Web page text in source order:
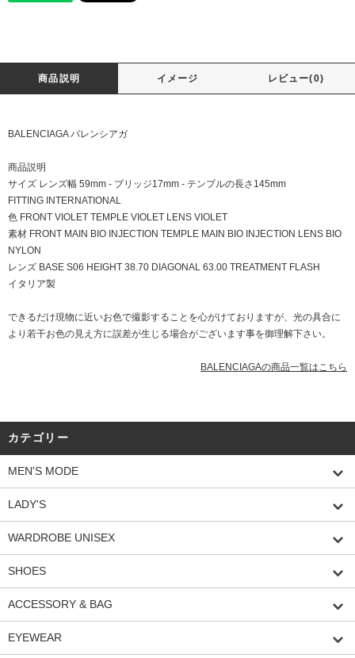
商品説明 イメージ レビュー(0)
BALENCIAGA バレンシアガ
商品説明
サイズ レンズ幅 59mm - ブリッジ17mm - テンプルの長さ145mm
FITTING INTERNATIONAL
色 FRONT VIOLET TEMPLE VIOLET LENS VIOLET
素材 FRONT MAIN BIO INJECTION TEMPLE MAIN BIO INJECTION LENS BIO
NYLON
レンズ BASE S06 HEIGHT 38.70 DIAGONAL 63.00 TREATMENT FLASH
イタリア製
できるだけ現物に近いお色で撮影することを心がけておりますが、光の具合に
より若干お色の見え方に誤差が生じる場合がございます事を御理解下さい。
BALENCIAGAの商品一覧はこちら
カテゴリー
MEN'S MODE
LADY'S
WARDROBE UNISEX
SHOES
ACCESSORY & BAG
EYEWEAR